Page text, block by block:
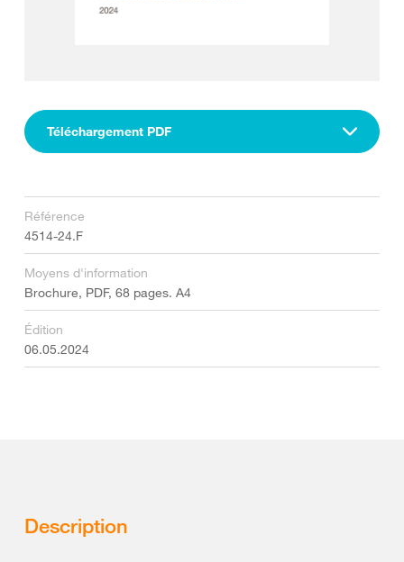
Téléchargement PDF
Référence
4514-24.F
Moyens d'information
Brochure, PDF, 68 pages. A4
Édition
06.05.2024
Description